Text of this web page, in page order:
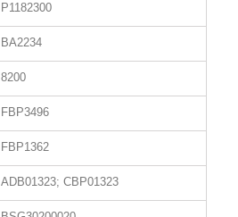
P1182300
BA2234
8200
FBP3496
FBP1362
ADB01323; CBP01323